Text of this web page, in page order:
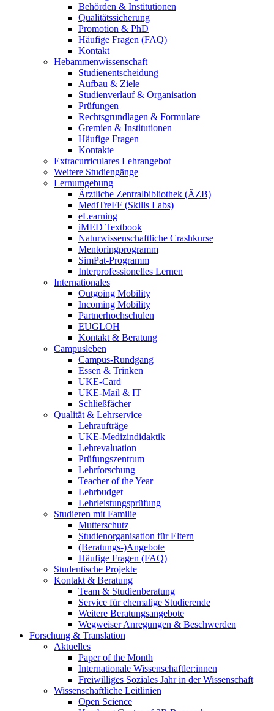
Behörden & Institutionen
Qualitätssicherung
Promotion & PhD
Häufige Fragen (FAQ)
Kontakt
Hebammenwissenschaft
Studienentscheidung
Aufbau & Ziele
Studienverlauf & Organisation
Prüfungen
Rechtsgrundlagen & Formulare
Gremien & Institutionen
Häufige Fragen
Kontakte
Extracurriculares Lehrangebot
Weitere Studiengänge
Lernumgebung
Ärztliche Zentralbibliothek (ÄZB)
MediTreFF (Skills Labs)
eLearning
iMED Textbook
Naturwissenschaftliche Crashkurse
Mentoringprogramm
SimPat-Programm
Interprofessionelles Lernen
Internationales
Outgoing Mobility
Incoming Mobility
Partnerhochschulen
EUGLOH
Kontakt & Beratung
Campusleben
Campus-Rundgang
Essen & Trinken
UKE-Card
UKE-Mail & IT
Schließfächer
Qualität & Lehrservice
Lehraufträge
UKE-Medizindidaktik
Lehrevaluation
Prüfungszentrum
Lehrforschung
Teacher of the Year
Lehrbudget
Lehrleistungsprüfung
Studieren mit Familie
Mutterschutz
Studienorganisation für Eltern
(Beratungs-)Angebote
Häufige Fragen (FAQ)
Studentische Projekte
Kontakt & Beratung
Team & Studienberatung
Service für ehemalige Studierende
Weitere Beratungsangebote
Wegweiser Anregungen & Beschwerden
Forschung & Translation
Aktuelles
Paper of the Month
Internationale Wissenschaftler:innen
Freiwilliges Soziales Jahr in der Wissenschaft
Wissenschaftliche Leitlinien
Open Science